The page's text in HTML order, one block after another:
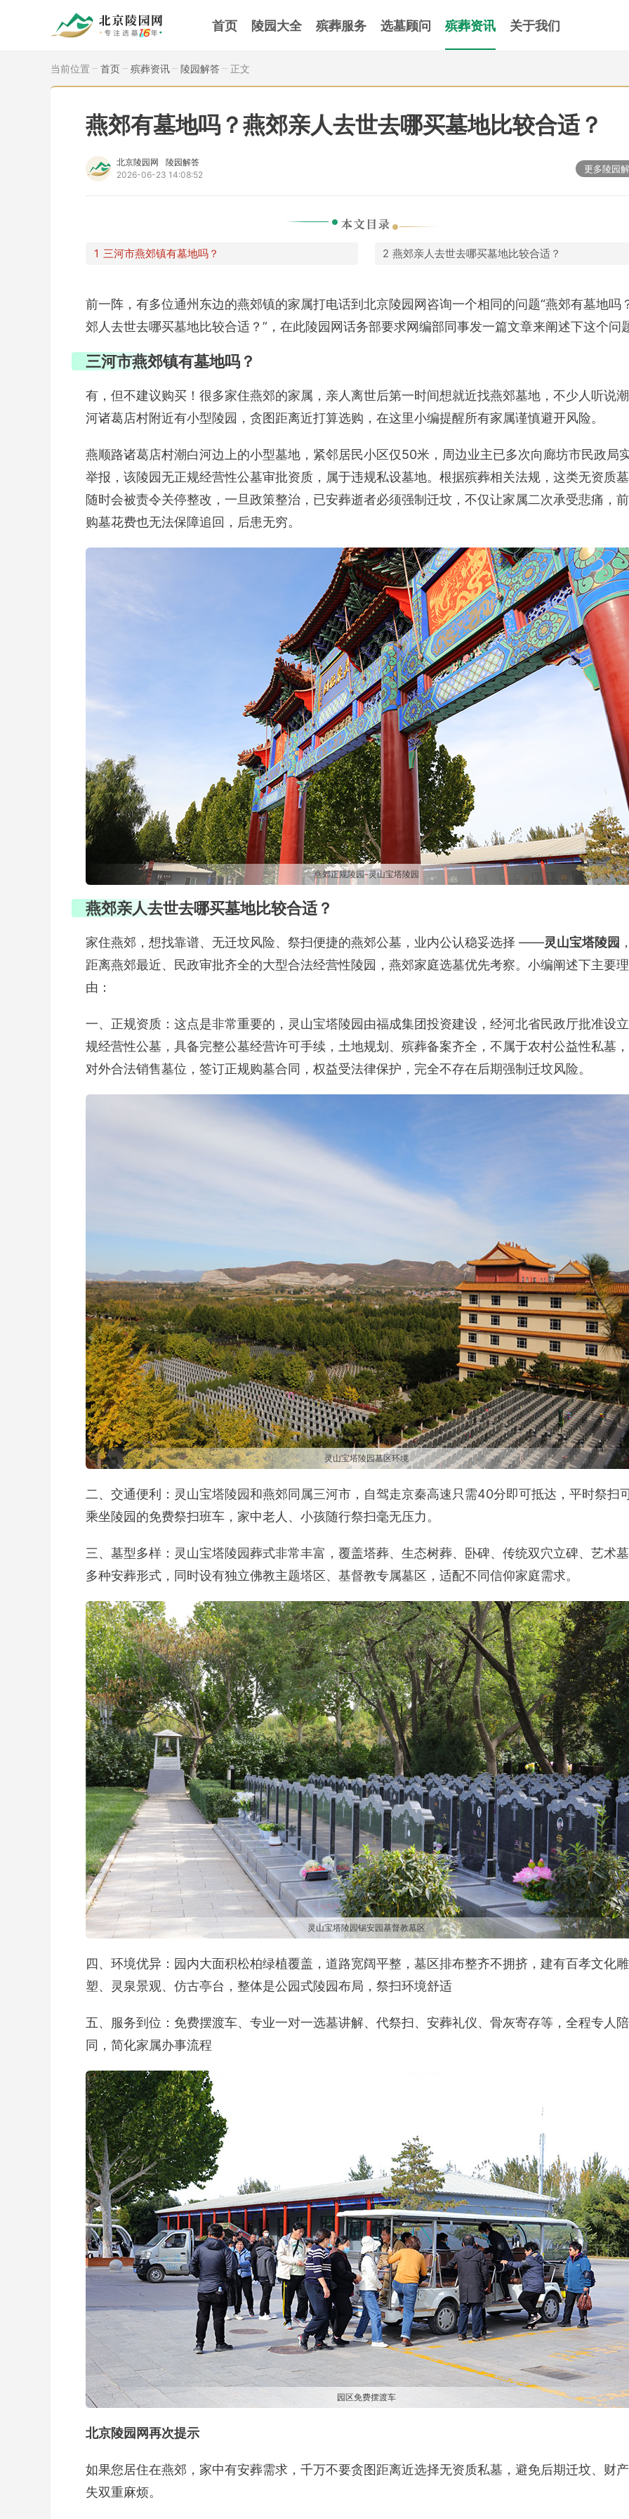
首页 陵园大全 殡葬服务 选墓顾问 殡葬资讯 关于我们
当前位置 首页 殡葬资讯 陵园解答 正文
燕郊有墓地吗？燕郊亲人去世去哪买墓地比较合适？
北京陵园网
陵园解答
2026-06-23 14:08:52
更多陵园
三河市燕郊镇有墓地吗？ 燕郊亲人去世去哪买墓地比较合适？
前一阵，有多位通州东边的燕郊镇的家属打电话到北京陵园网咨询一个相同的问题“燕郊有墓地吗
郊人去世去哪买墓地比较合适？”，在此陵园网话务部要求网编部同事发一篇文章来阐述下这个问
三河市燕郊镇有墓地吗？
有，但不建议购买！很多家住燕郊的家属，亲人离世后第一时间想就近找燕郊墓地，不少人听说
河诸葛店村附近有小型陵园，贪图距离近打算选购，在这里小编提醒所有家属谨慎避开风险。
燕顺路诸葛店村潮白河边上的小型墓地，紧邻居民小区仅50米，周边业主已多次向廊坊市民政局
举报，该陵园无正规经营性公墓审批资质，属于违规私设墓地。根据殡葬相关法规，这类无资质
随时会被责令关停整改，一旦政策整治，已安葬逝者必须强制迁坟，不仅让家属二次承受悲痛，
购墓花费也无法保障追回，后患无穷。
燕郊正规陵园-灵山宝塔陵园
燕郊亲人去世去哪买墓地比较合适？
家住燕郊，想找靠谱、无迁坟风险、祭扫便捷的燕郊公墓，业内公认稳妥选择 ——灵山宝塔陵园
距离燕郊最近、民政审批齐全的大型合法经营性陵园，燕郊家庭选墓优先考察。小编阐述下主要理
由：
一、正规资质：这点是非常重要的，灵山宝塔陵园由福成集团投资建设，经河北省民政厅批准设
规经营性公墓，具备完整公墓经营许可手续，土地规划、殡葬备案齐全，不属于农村公益性私墓
对外合法销售墓位，签订正规购墓合同，权益受法律保护，完全不存在后期强制迁坟风险。
灵山宝塔陵园墓区环境
二、交通便利：灵山宝塔陵园和燕郊同属三河市，自驾走京秦高速只需40分即可抵达，平时祭扫
乘坐陵园的免费祭扫班车，家中老人、小孩随行祭扫毫无压力。
三、墓型多样：灵山宝塔陵园葬式非常丰富，覆盖塔葬、生态树葬、卧碑、传统双穴立碑、艺术
多种安葬形式，同时设有独立佛教主题塔区、基督教专属墓区，适配不同信仰家庭需求。
灵山宝塔陵园锡安园基督教墓区
四、环境优异：园内大面积松柏绿植覆盖，道路宽阔平整，墓区排布整齐不拥挤，建有百孝文化雕
塑、灵泉景观、仿古亭台，整体是公园式陵园布局，祭扫环境舒适
五、服务到位：免费摆渡车、专业一对一选墓讲解、代祭扫、安葬礼仪、骨灰寄存等，全程专人陪
同，简化家属办事流程
园区免费摆渡车
北京陵园网再次提示
如果您居住在燕郊，家中有安葬需求，千万不要贪图距离近选择无资质私墓，避免后期迁坟、财
失双重麻烦。